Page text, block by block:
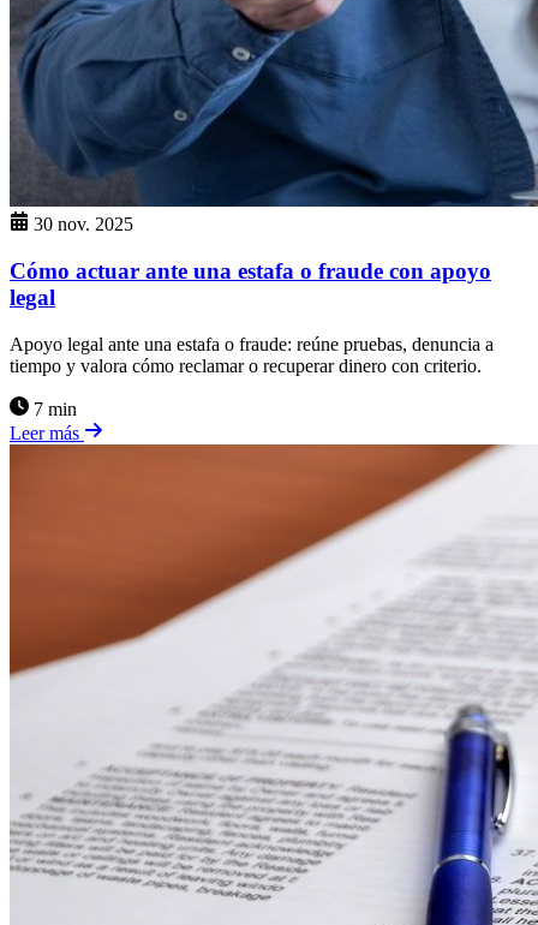
30 nov. 2025
Cómo actuar ante una estafa o fraude con apoyo
legal
Apoyo legal ante una estafa o fraude: reúne pruebas, denuncia a
tiempo y valora cómo reclamar o recuperar dinero con criterio.
7 min
Leer más